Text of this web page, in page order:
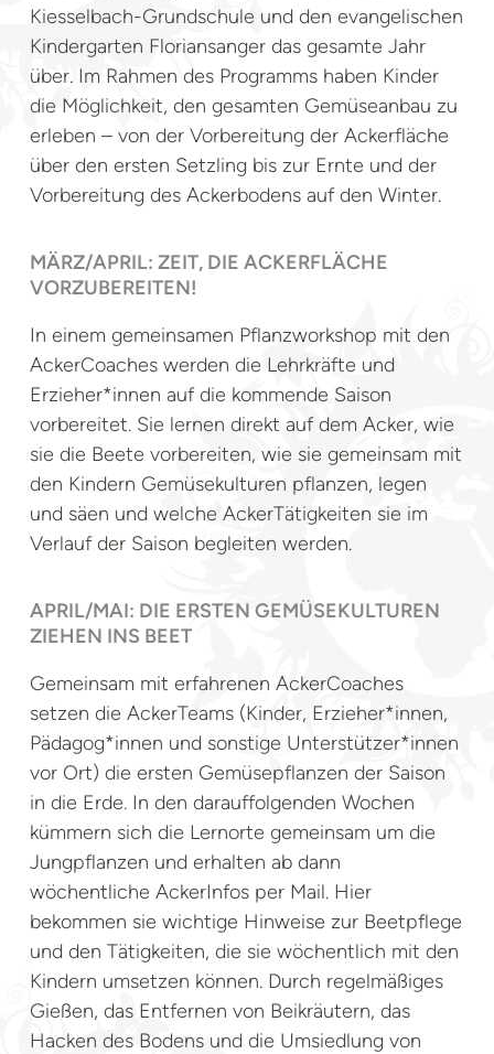
Kiesselbach-Grundschule und den evangelischen
Kindergarten Floriansanger das gesamte Jahr
über. Im Rahmen des Programms haben Kinder
die Möglichkeit, den gesamten Gemüseanbau zu
erleben – von der Vorbereitung der Ackerfläche
über den ersten Setzling bis zur Ernte und der
Vorbereitung des Ackerbodens auf den Winter.
MÄRZ/APRIL: ZEIT, DIE ACKERFLÄCHE
VORZUBEREITEN!
In einem gemeinsamen Pflanzworkshop mit den
AckerCoaches werden die Lehrkräfte und
Erzieher*innen auf die kommende Saison
vorbereitet. Sie lernen direkt auf dem Acker, wie
sie die Beete vorbereiten, wie sie gemeinsam mit
den Kindern Gemüsekulturen pflanzen, legen
und säen und welche AckerTätigkeiten sie im
Verlauf der Saison begleiten werden.
APRIL/MAI: DIE ERSTEN GEMÜSEKULTUREN
ZIEHEN INS BEET
Gemeinsam mit erfahrenen AckerCoaches
setzen die AckerTeams (Kinder, Erzieher*innen,
Pädagog*innen und sonstige Unterstützer*innen
vor Ort) die ersten Gemüsepflanzen der Saison
in die Erde. In den darauffolgenden Wochen
kümmern sich die Lernorte gemeinsam um die
Jungpflanzen und erhalten ab dann
wöchentliche AckerInfos per Mail. Hier
bekommen sie wichtige Hinweise zur Beetpflege
und den Tätigkeiten, die sie wöchentlich mit den
Kindern umsetzen können. Durch regelmäßiges
Gießen, das Entfernen von Beikräutern, das
Hacken des Bodens und die Umsiedlung von